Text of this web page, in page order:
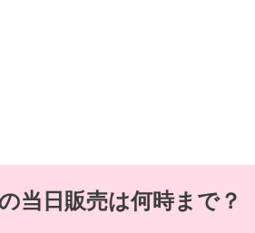
当日販売は何時まで？